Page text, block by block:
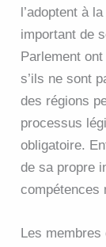
l’adoptent à
important de
Parlement ont
s’ils ne sont
des régions
processus
obligatoire.
de sa propre
compétences
Les